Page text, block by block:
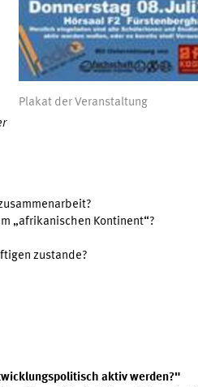
Plakat der Veranstaltung
„afrikanischen Kontinent“?
zustande?
aktiv werden?"